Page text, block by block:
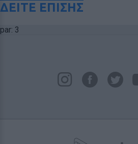
ΔΕΙΤΕ ΕΠΙΣΗΣ
par: 3